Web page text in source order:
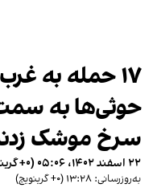
۱۷ حمله به
حوثی‌ها به
سرخ موشک
۲۲ اسفند ۱۴۰۲، ۰۵:۰۶ (‎+۰ گرینویچ)
به‌روزرسانی: ۱۳:۲۸ (‎+۰ گرینویچ)